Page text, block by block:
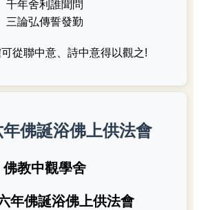
千年舍利誰聞問
三論弘傳誓發勤
從聯中意、詩中意得以觀之!
佛誕浴佛上供法會
佛教中觀學舍
年佛誕浴佛上供法會